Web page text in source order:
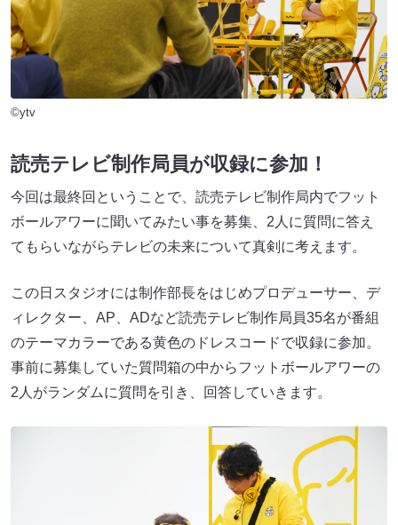
©ytv
読売テレビ制作局員が収録に参加！
今回は最終回ということで、読売テレビ制作局内でフット
ボールアワーに聞いてみたい事を募集、2人に質問に答え
てもらいながらテレビの未来について真剣に考えます。
この日スタジオには制作部長をはじめプロデューサー、デ
ィレクター、AP、ADなど読売テレビ制作局員35名が番組
のテーマカラーである黄色のドレスコードで収録に参加。
事前に募集していた質問箱の中からフットボールアワーの
2人がランダムに質問を引き、回答していきます。